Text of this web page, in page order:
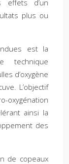
d’un
plus ou
est la
technique
d’oxygène
L’objectif
ainsi la
des
de copeaux